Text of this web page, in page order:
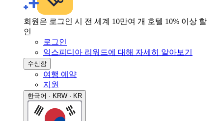
회원은 로그인 시 전 세계 10만여 개 호텔 10% 이상 할
인
로그인
익스피디아 리워드에 대해 자세히 알아보기
수신함
여행 예약
지원
한국어 · KRW · KR